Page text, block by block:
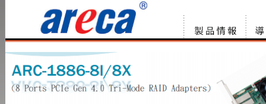
製品情報
サー